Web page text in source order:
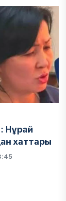
Нұрай
хаттары